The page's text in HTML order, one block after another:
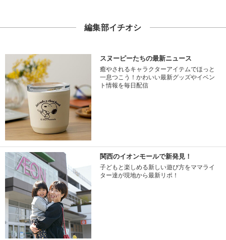
編集部イチオシ
スヌーピーたちの最新ニュース
癒やされるキャラクターアイテムでほっと
一息つこう！かわいい最新グッズやイベン
ト情報を毎日配信
関西のイオンモールで新発見！
子どもと楽しめる新しい遊び方をママライ
ター達が現地から最新リポ！